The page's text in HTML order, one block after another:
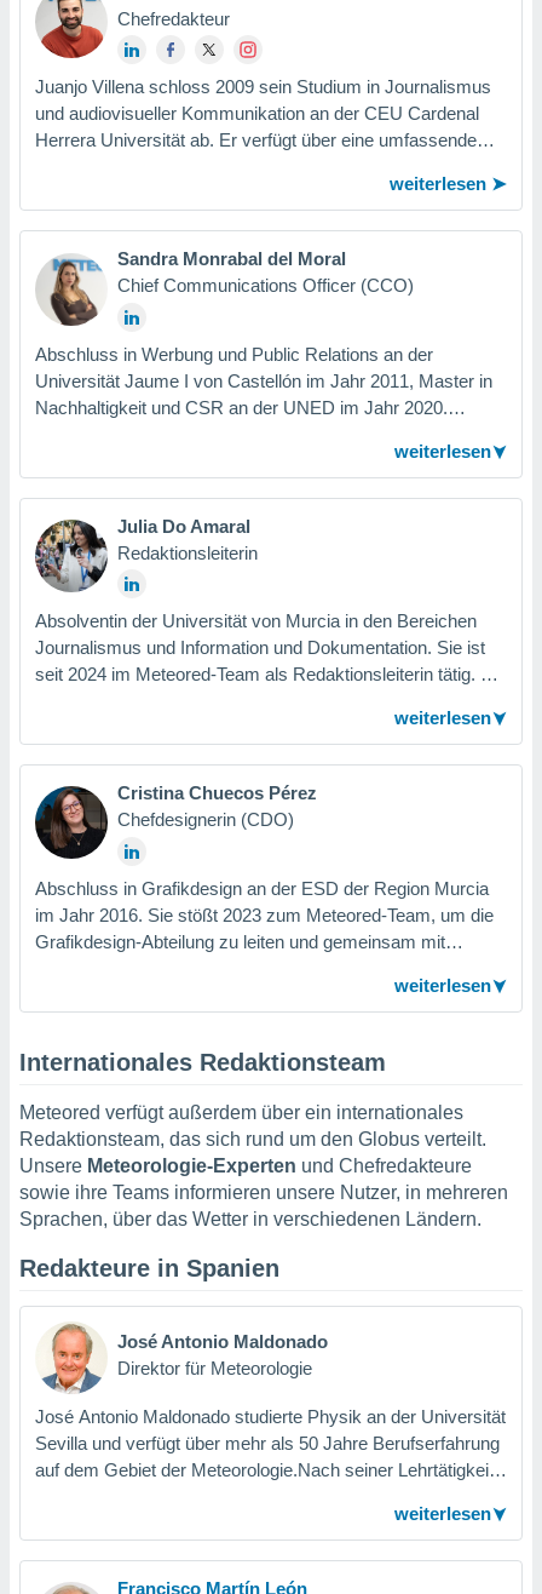
Produkte von Meteored als Referenz in ihrer Branche zu
etablieren.
Chefredakteur
Juanjo Villena schloss 2009 sein Studium in Journalismus
und audiovisueller Kommunikation an der CEU Cardenal
Herrera Universität ab. Er verfügt über eine umfassende
weiterlesen
Sandra Monrabal del Moral
Chief Communications Officer (CCO)
Abschluss in Werbung und Public Relations an der
Universität Jaume I von Castellón im Jahr 2011, Master in
Nachhaltigkeit und CSR an der UNED im Jahr 2020.
Mitbegründerin von qlikBar und Multidub. Seit 2016 ist sie
Kommunikatorin und fest überzeugt von der Fähigkeit von
Unternehmen, einen Mehrwert für die Gesellschaft zu
schaffen, ist sie nun als Chief Communications Officer Teil
von Meteored.
weiterlesen
Julia Do Amaral
Redaktionsleiterin
Absolventin der Universität von Murcia in den Bereichen
Journalismus und Information und Dokumentation. Sie ist
seit 2024 im Meteored-Team als Redaktionsleiterin tätig. Sie
bemüht, neue Sprachen zu erlernen. Ihre Leidenschaft gilt
weiterlesen
Cristina Chuecos Pérez
Chefdesignerin (CDO)
Abschluss in Grafikdesign an der ESD der Region Murcia
im Jahr 2016. Sie stößt 2023 zum Meteored-Team, um die
Grafikdesign-Abteilung zu leiten und gemeinsam mit
weiterlesen
Internationales Redaktionsteam
Meteored verfügt außerdem über ein internationales
Redaktionsteam, das sich rund um den Globus verteilt.
Unsere Meteorologie-Experten und Chefredakteure
sowie ihre Teams informieren unsere Nutzer, in mehreren
Sprachen, über das Wetter in verschiedenen Ländern.
Redakteure in Spanien
José Antonio Maldonado
Direktor für Meteorologie
José Antonio Maldonado studierte Physik an der Universität
Sevilla und verfügt über mehr als 50 Jahre Berufserfahrung
auf dem Gebiet der Meteorologie.Nach seiner Lehrtätigkeit
Wettbewerbsexamen in die Fakultät für Meteorologie ein,
Meteorologen trägt. Kurz darauf wechselte er zum
weiterlesen
Francisco Martín León